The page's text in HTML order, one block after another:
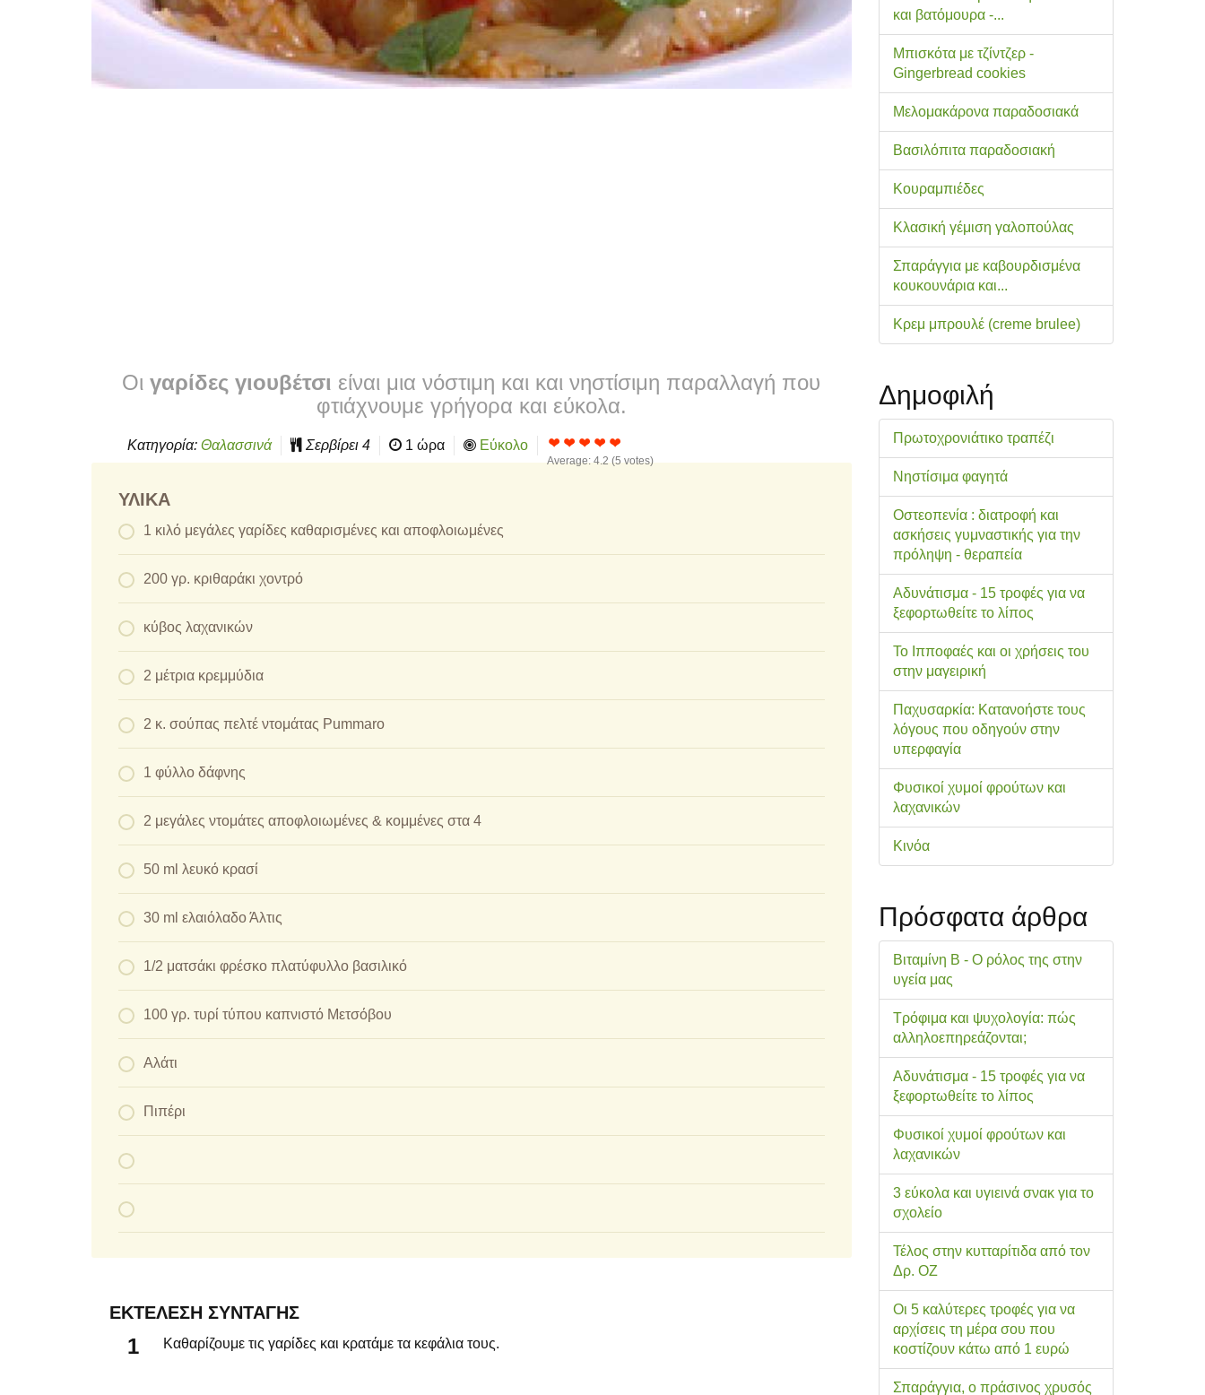
Οιγαρίδες γιουβέτσι είναι μια νόστιμη και και νηστίσιμη παραλλαγή που
φτιάχνουμε γρήγορα και εύκολα.
Κατηγορία: Θαλασσινά Σερβίρει 4 1 ώρα Εύκολο
Average:4.2 (5votes)
ΥΛΙΚΆ
1 κιλό μεγάλες γαρίδες καθαρισμένες και αποφλοιωμένες
200 γρ. κριθαράκι χοντρό
κύβος λαχανικών
2 μέτρια κρεμμύδια
2 κ. σούπας πελτέ ντομάτας Pummaro
1 φύλλο δάφνης
2 μεγάλες ντομάτες αποφλοιωμένες & κομμένες στα 4
50 ml λευκό κρασί
30 ml ελαιόλαδο Άλτις
1/2 ματσάκι φρέσκο πλατύφυλλο βασιλικό
100 γρ. τυρί τύπου καπνιστό Μετσόβου
Αλάτι
Πιπέρι
ΕΚΤΈΛΕΣΗ ΣΥΝΤΑΓΉΣ
Καθαρίζουμε τις γαρίδες και κρατάμε τα κεφάλια τους.
και βατόμουρα -...
Μπισκότα με τζίντζερ -
Gingerbread cookies
Μελομακάρονα παραδοσιακά
Βασιλόπιτα παραδοσιακή
Κουραμπιέδες
Κλασική γέμιση γαλοπούλας
Σπαράγγια με καβουρδισμένα
κουκουνάρια και...
Κρεμ μπρουλέ (creme brulee)
Δημοφιλή
Πρωτοχρονιάτικο τραπέζι
Νηστίσιμα φαγητά
Οστεοπενία : διατροφή και
ασκήσεις γυμναστικής για την
πρόληψη - θεραπεία
Αδυνάτισμα - 15 τροφές για να
ξεφορτωθείτε το λίπος
Το Ιπποφαές και οι χρήσεις του
στην μαγειρική
Παχυσαρκία: Κατανοήστε τους
λόγους που οδηγούν στην
υπερφαγία
Φυσικοί χυμοί φρούτων και
λαχανικών
Κινόα
Πρόσφατα άρθρα
Βιταμίνη Β - Ο ρόλος της στην
υγεία μας
Τρόφιμα και ψυχολογία: πώς
αλληλοεπηρεάζονται;
Αδυνάτισμα - 15 τροφές για να
ξεφορτωθείτε το λίπος
Φυσικοί χυμοί φρούτων και
λαχανικών
3 εύκολα και υγιεινά σνακ για το
σχολείo
Τέλος στην κυτταρίτιδα από τον
Δρ. ΟΖ
Οι 5 καλύτερες τροφές για να
αρχίσεις τη μέρα σου που
κοστίζουν κάτω από 1 ευρώ
Σπαράγγια, ο πράσινος χρυσός